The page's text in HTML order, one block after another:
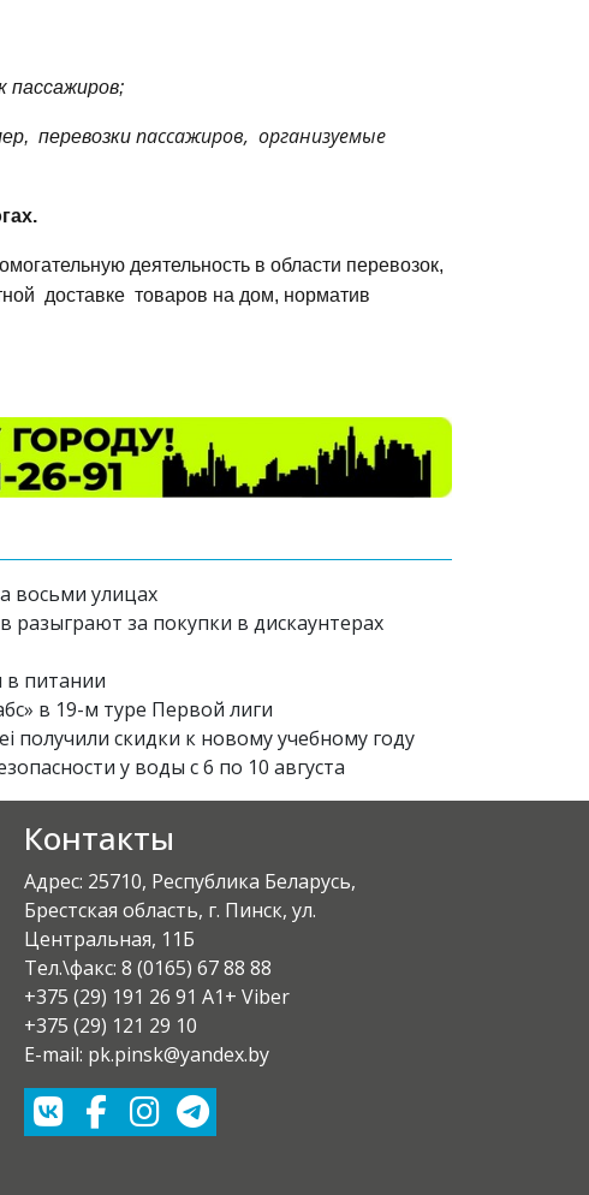
пассажиров;
перевозки пассажиров, организуемые
деятельность в области перевозок,
доставке товаров на дом, норматив
восьми улицах
за покупки в дискаунтерах
в питании
в 19-м туре Первой лиги
получили скидки к новому учебному году
у воды с 6 по 10 августа
Контакты
Адрес: 25710, Республика Беларусь,
Брестская область, г. Пинск, ул.
Центральная, 11Б
Тел.\факс: 8 (0165) 67 88 88
+375 (29) 191 26 91 A1+ Viber
+375 (29) 121 29 10
E-mail: pk.pinsk@yandex.by